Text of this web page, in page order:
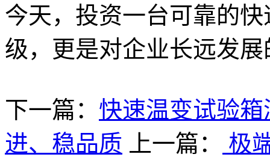
今天，投资一台可靠的
级，更是对企业长远发
下一篇： 快速温变试验
进、稳品质
上一篇：
极